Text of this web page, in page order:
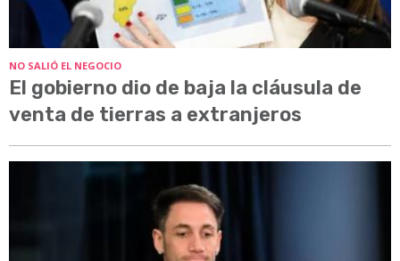
NO SALIÓ EL NEGOCIO
El gobierno dio de baja la cláusula de
venta de tierras a extranjeros